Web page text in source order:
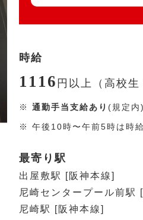
時給
1116 円 以上（高校生
※ 通勤手当支給あり (規定内)
※ 午後10時〜午前5時は時給
最寄り駅
出屋敷駅 [阪神本線]
尼崎センタープール前駅
尼崎駅 [阪神本線]